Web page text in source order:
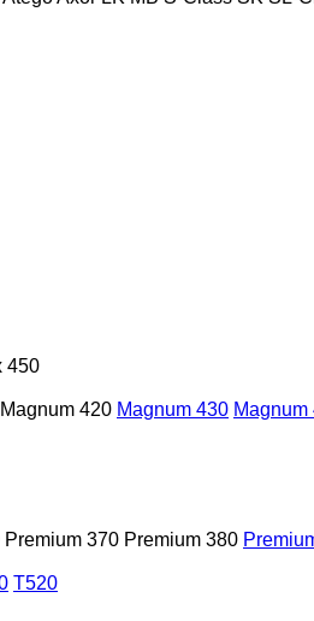
450
Magnum 420 Magnum 430 Magnum
Premium 370 Premium 380
T520